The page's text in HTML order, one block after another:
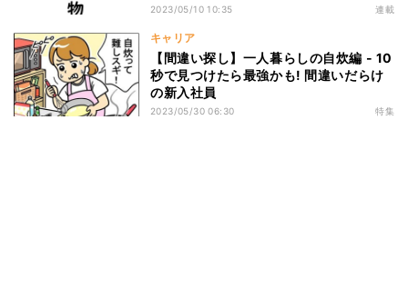
2023/05/10 10:35 連載
キャリア
【間違い探し】一人暮らしの自炊編 - 10
秒で見つけたら最強かも! 間違いだらけ
の新入社員
2023/05/30 06:30 特集